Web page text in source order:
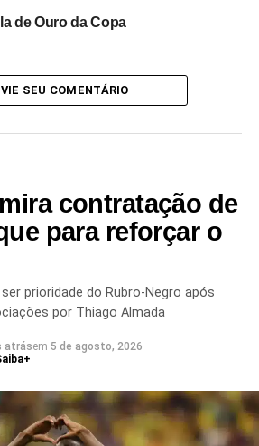
lamentando a derrota em uma
X URUGUAI
FALHA DE MUSLERA
FUTEBOL INTERNACIONAL
DA ESPANHA
JOGO DO URUGUAI
NOTÍCIAS ESPORTIVAS
DO MUNDO
SELEÇÃO ESPANHOLA
de Ouro da Copa
SEU COMENTÁRIO
contratação de
para reforçar o
prioridade do Rubro-Negro após
por Thiago Almada
atrásem 5 de agosto, 2026